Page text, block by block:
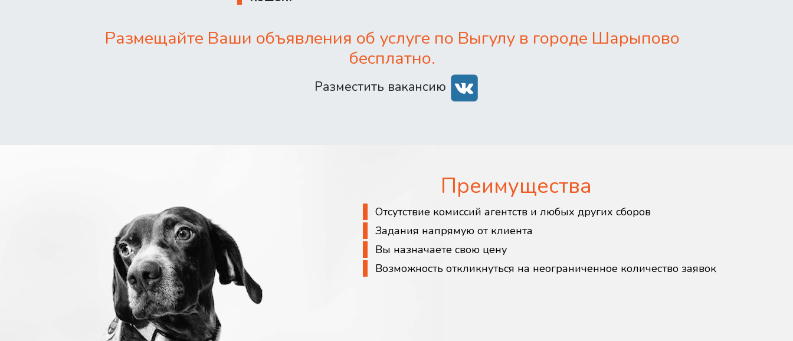
Размещайте Ваши объявления об услуге по Выгулу в городе Шарыпово
бесплатно.
Разместить вакансию
Преимущества
Отсутствие комиссий агентств и любых других сборов
Задания напрямую от клиента
Вы назначаете свою цену
Возможность откликнуться на неограниченное количество заявок